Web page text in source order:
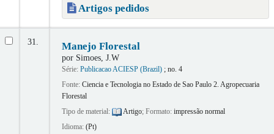
Artigos pedidos
31. Manejo Florestal
por Simoes, J.W
Série: Publicacao ACIESP (Brazil); no. 4
Fonte: Ciencia e Tecnologia no Estado de Sao Paulo 2. Agropecuaria
Florestal
Tipo de material:
Artigo; Formato: impressão normal
Idioma: (Pt)